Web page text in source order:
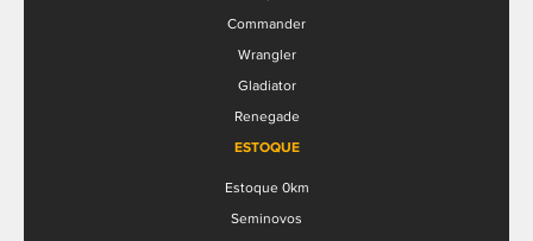
Commander
Wrangler
Gladiator
Renegade
ESTOQUE
Estoque 0km
Seminovos